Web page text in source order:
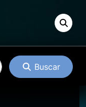
Buscar